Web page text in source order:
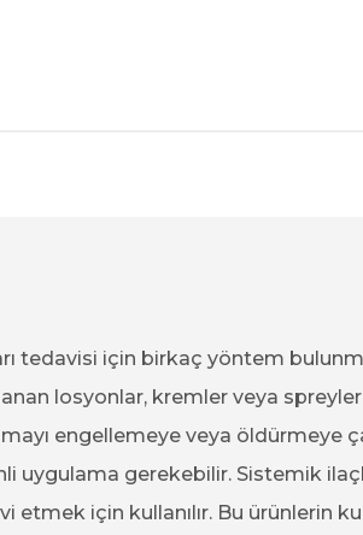
tedavisi için birkaç yöntem
losyonlar, kremler veya
engellemeye veya öldürmeye
uygulama gerekebilir. Sistemik
etmek için kullanılır. Bu ürünlerin